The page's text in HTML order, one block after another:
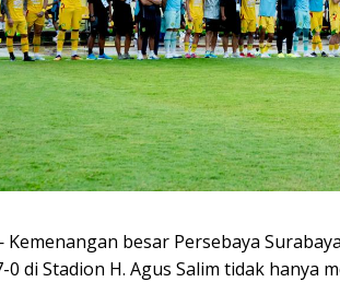
besar Persebaya
0 di Stadion H. Agus Salim tidak hanya